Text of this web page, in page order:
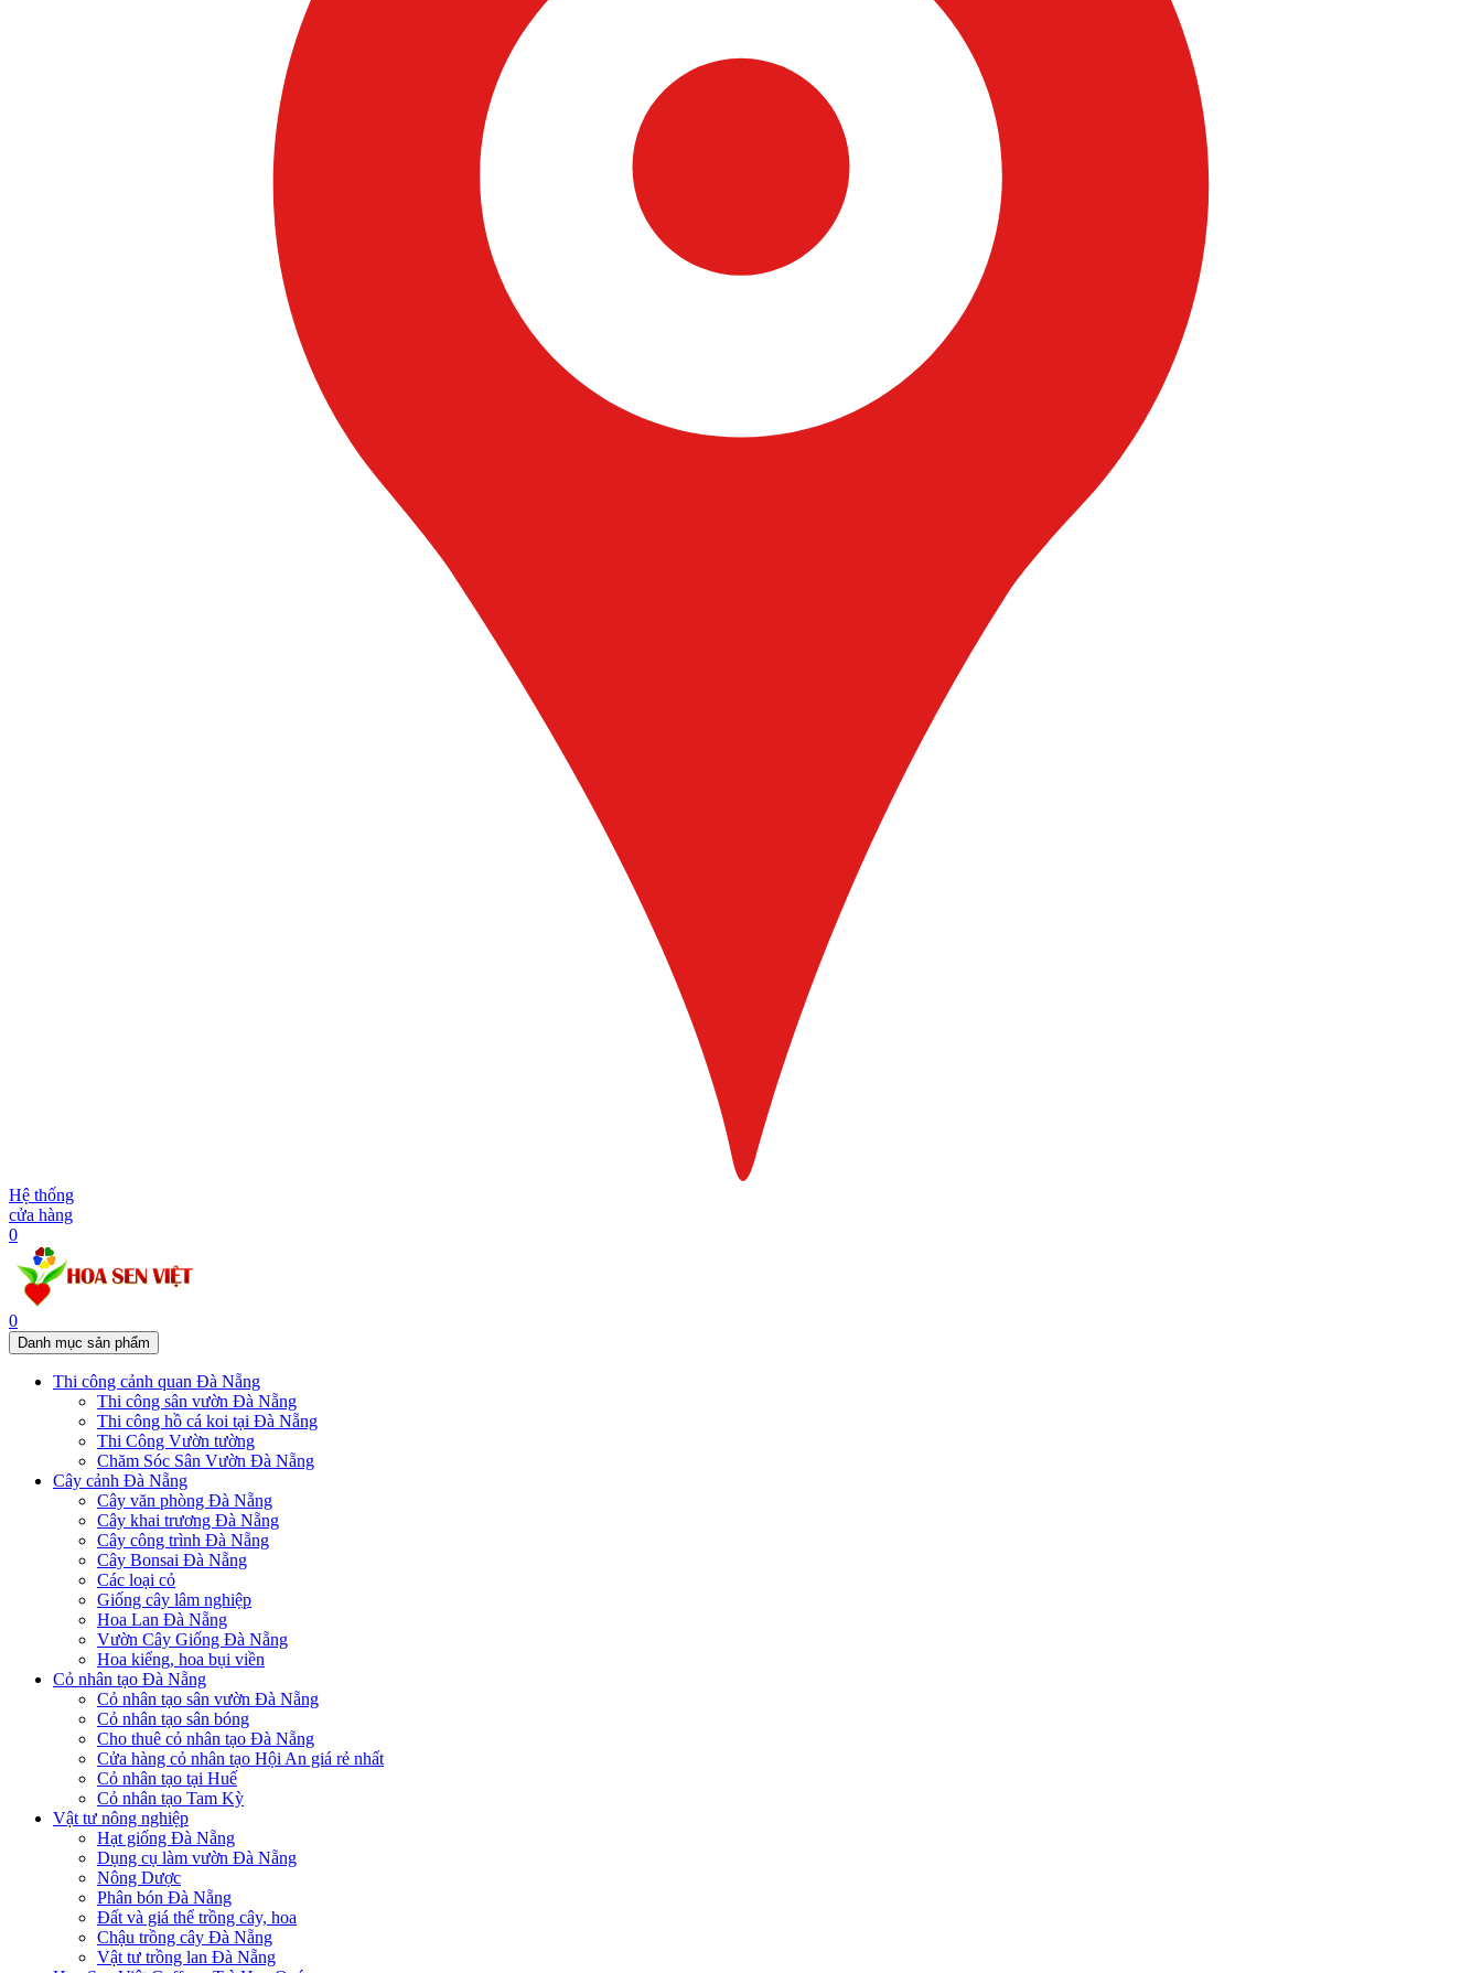
Hệ thống
cửa hàng
0
0
Danh mục sản phẩm
Thi công cảnh quan Đà Nẵng
Thi công sân vườn Đà Nẵng
Thi công hồ cá koi tại Đà Nẵng
Thi Công Vườn tường
Chăm Sóc Sân Vườn Đà Nẵng
Cây cảnh Đà Nẵng
Cây văn phòng Đà Nẵng
Cây khai trương Đà Nẵng
Cây công trình Đà Nẵng
Cây Bonsai Đà Nẵng
Các loại cỏ
Giống cây lâm nghiệp
Hoa Lan Đà Nẵng
Vườn Cây Giống Đà Nẵng
Hoa kiểng, hoa bụi viền
Cỏ nhân tạo Đà Nẵng
Cỏ nhân tạo sân vườn Đà Nẵng
Cỏ nhân tạo sân bóng
Cho thuê cỏ nhân tạo Đà Nẵng
Cửa hàng cỏ nhân tạo Hội An giá rẻ nhất
Cỏ nhân tạo tại Huế
Cỏ nhân tạo Tam Kỳ
Vật tư nông nghiệp
Hạt giống Đà Nẵng
Dụng cụ làm vườn Đà Nẵng
Nông Dược
Phân bón Đà Nẵng
Đất và giá thể trồng cây, hoa
Chậu trồng cây Đà Nẵng
Vật tư trồng lan Đà Nẵng